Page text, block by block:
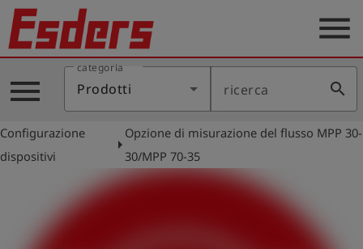
Prodotti
Applicazione
Assistenza
Contatto
menu
menu
categoria
Prodotti ricerca search
Configurazione
dispositivi
arrow_right
Opzione di misurazione del flusso MPP 30-
30/MPP 70-35